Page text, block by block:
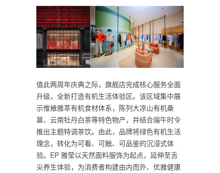
值此两周年庆典之际，旗舰店完成核心服务全面
升级，全新打造有机生活体验区。该区域集中展
示惟飨雅萃有机食材体系，陈列大凉山有机桑
葚、云南牡丹白茶等特色物产，并结合端午时令
推出主题特调茶饮。由此，品牌将绿色有机生活
理念，转化为可看、可触、可品鉴的沉浸式体
验。EP 雅莹以天然面料服饰为起点，延伸至舌
尖养生体验，为消费者构建由内而外、优雅健康